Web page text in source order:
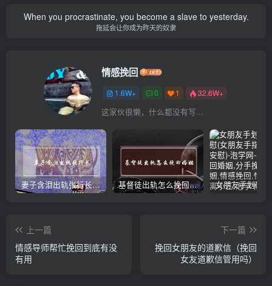
When you procrastinate, you become a slave to yesterday.
拖延会让你成为昨天的奴隶
情感挽回
1.6W+ 0 1 32.6W+
这家伙很懒，什么都没有写...
妻子含泪出轨张行长 她说全都是因为家中 基督徒出轨怎么挽回婚姻(基督徒面对出轨婚姻)
上一篇
情感导师帮忙挽回到底有没
有用
下一篇
挽回女朋友的道歉信（挽回
女友道歉信管用吗）